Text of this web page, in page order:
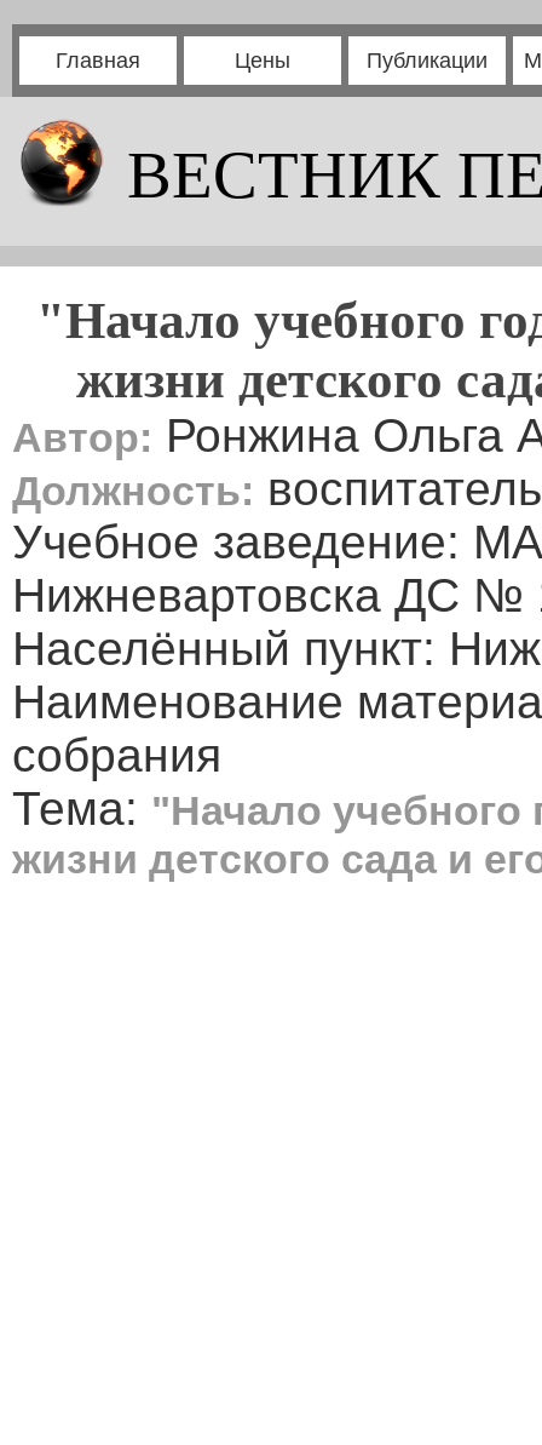
Главная Цены Публикации
ВЕСТНИК
"Начало учебного
жизни детского
Автор: Ронжина Ольга
Должность: воспитатель
Учебное заведение:
Нижневартовска ДС №
Населённый пункт:
Наименование
собрания
Тема: "Начало учебного
жизни детского сада и